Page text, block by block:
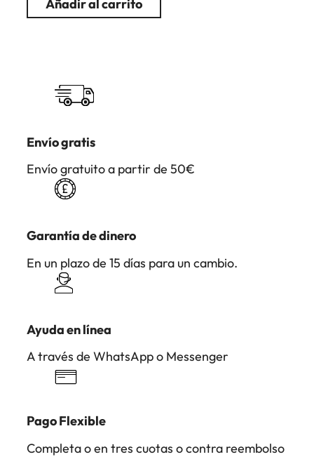
Añadir al carrito
Envío gratis
Envío gratuito a partir de 50€
Garantía de dinero
En un plazo de 15 días para un cambio.
Ayuda en línea
A través de WhatsApp o Messenger
Pago Flexible
Completa o en tres cuotas o contra reembolso